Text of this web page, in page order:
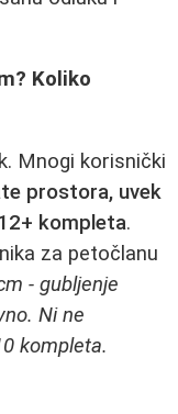
Koliko
Mnogi korisnički
prostora, uvek
kompleta.
za petočlanu
- gubljenje
Ni ne
kompleta.